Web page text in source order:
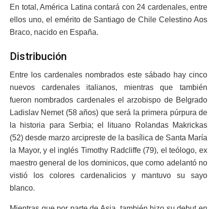
En total, América Latina contará con 24 cardenales, entre
ellos uno, el emérito de Santiago de Chile Celestino Aos
Braco, nacido en España.
Distribución
Entre los cardenales nombrados este sábado hay cinco
nuevos cardenales italianos, mientras que también
fueron nombrados cardenales el arzobispo de Belgrado
Ladislav Nemet (58 años) que será la primera púrpura de
la historia para Serbia; el lituano Rolandas Makrickas
(52) desde marzo arcipreste de la basílica de Santa María
la Mayor, y el inglés Timothy Radcliffe (79), el teólogo, ex
maestro general de los dominicos, que como adelantó no
vistió los colores cardenalicios y mantuvo su sayo
blanco.